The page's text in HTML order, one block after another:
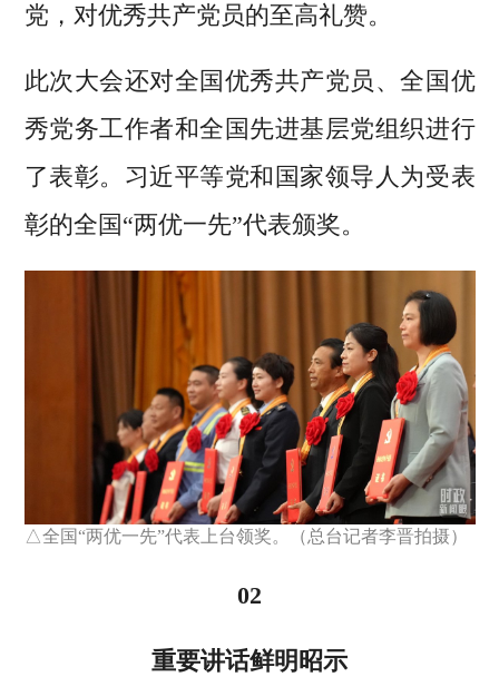
党，对优秀共产党员的至高礼赞。
此次大会还对全国优秀共产党员、全国优
秀党务工作者和全国先进基层党组织进行
了表彰。习近平等党和国家领导人为受表
彰的全国“两优一先”代表颁奖。
△全国“两优一先”代表上台领奖。（总台记者李晋拍摄）
02
重要讲话鲜明昭示